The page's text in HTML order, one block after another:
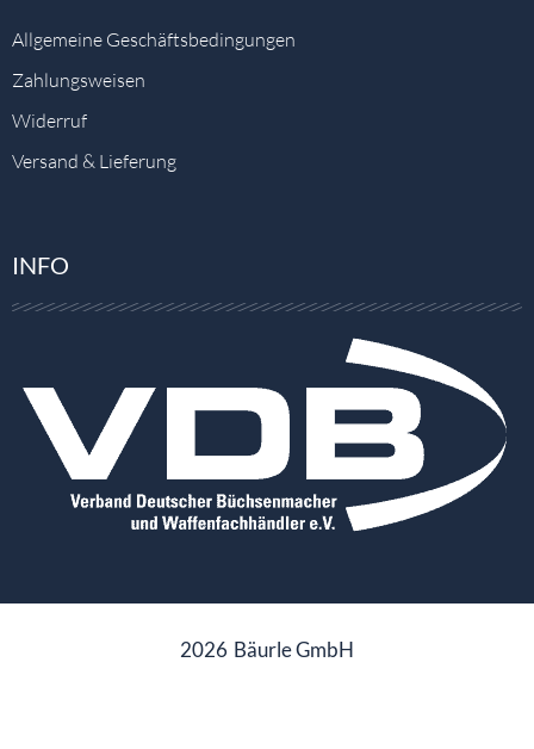
Allgemeine Geschäftsbedingungen
Zahlungsweisen
Widerruf
Versand & Lieferung
INFO
2026 Bäurle GmbH